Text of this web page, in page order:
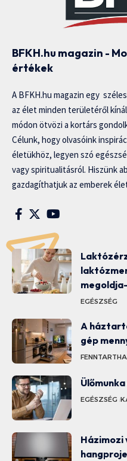
BFKH.hu magazin -
értékek
A BFKH.hu magazin egy
az élet minden területéről
módon ötvözi a kortárs
Célunk, hogy olvasóink
életükhöz, legyen szó
vagy spiritualitásról. Hiszünk
gazdagíthatjuk az emberek
EGÉSZSÉG
A
gép
EGÉSZSÉG
Házimozi